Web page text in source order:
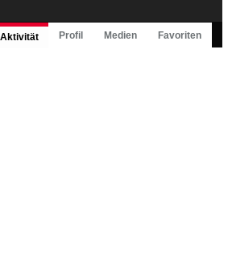
Aktivität Profil Medien Favoriten